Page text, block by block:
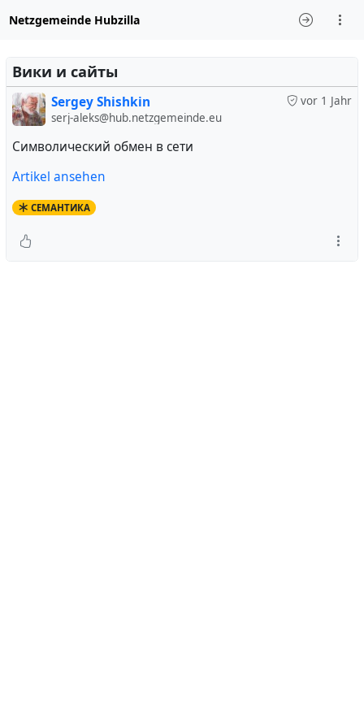
Netzgemeinde Hubzilla
Вики и сайты
vor 1 Jahr
Sergey Shishkin
serj-aleks@hub.netzgemeinde.eu
Символический обмен в сети
Artikel ansehen
СЕМАНТИКА